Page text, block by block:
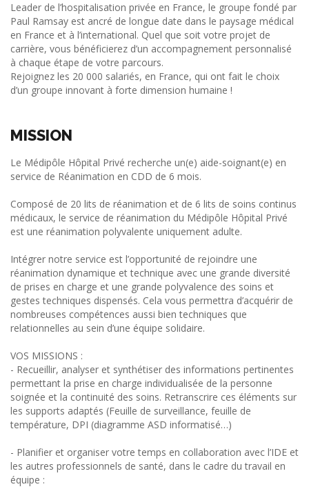
Leader de l’hospitalisation privée en France, le groupe fondé par
Paul Ramsay est ancré de longue date dans le paysage médical
en France et à l’international. Quel que soit votre projet de
carrière, vous bénéficierez d’un accompagnement personnalisé
à chaque étape de votre parcours.
Rejoignez les 20 000 salariés, en France, qui ont fait le choix
d’un groupe innovant à forte dimension humaine !
MISSION
Le Médipôle Hôpital Privé recherche un(e) aide-soignant(e) en
service de Réanimation en CDD de 6 mois.
Composé de 20 lits de réanimation et de 6 lits de soins continus
médicaux, le service de réanimation du Médipôle Hôpital Privé
est une réanimation polyvalente uniquement adulte.
Intégrer notre service est l’opportunité de rejoindre une
réanimation dynamique et technique avec une grande diversité
de prises en charge et une grande polyvalence des soins et
gestes techniques dispensés. Cela vous permettra d’acquérir de
nombreuses compétences aussi bien techniques que
relationnelles au sein d’une équipe solidaire.
VOS MISSIONS :
- Recueillir, analyser et synthétiser des informations pertinentes
permettant la prise en charge individualisée de la personne
soignée et la continuité des soins. Retranscrire ces éléments sur
les supports adaptés (Feuille de surveillance, feuille de
température, DPI (diagramme ASD informatisé…)
- Planifier et organiser votre temps en collaboration avec l’IDE et
les autres professionnels de santé, dans le cadre du travail en
équipe :